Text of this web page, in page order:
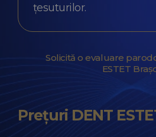
țesuturilor.
Solicită o evaluare
ESTET
Prețuri DENT